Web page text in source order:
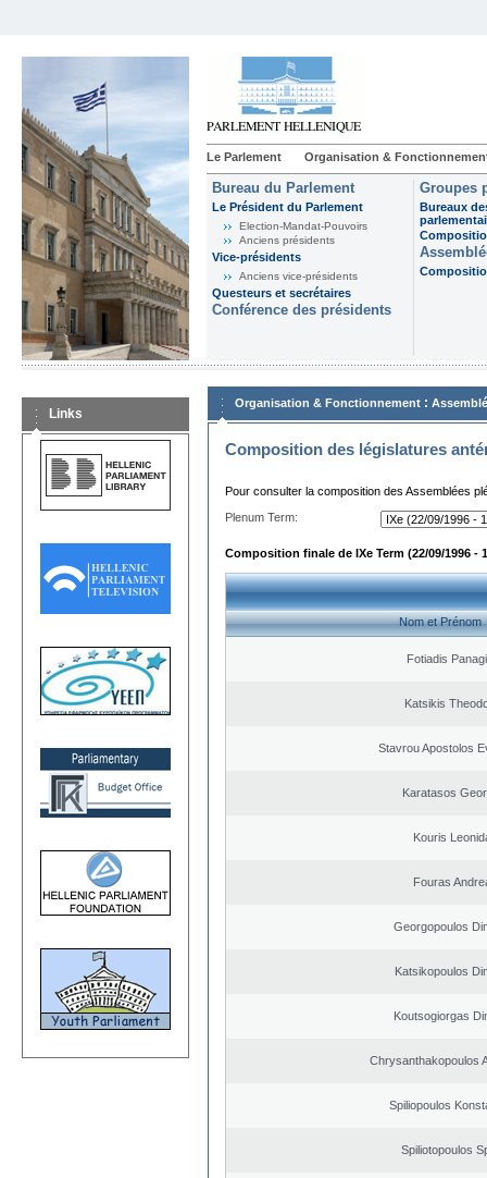
Le Parlement Organisation &
Bureau du Parlement
Le Président du Parlement
Election-Mandat-Pouvoirs
Anciens présidents
Vice-présidents
Anciens vice-présidents
Questeurs et secrétaires
Conférence des présidents
Groupes
Bureaux
Links
Organisation & Fonctionnement :
Composition des législatures
Pour consulter la composition des Assemblées
Plenum Term:
Composition finale de IXe Term (22/09/1996 -
Nom et Prénom
Fotiadis
Katsikis
Stavrou Apostolos
Karatasos
Kouris
Fouras
Georgopoulos
Katsikopoulos
Koutsogiorgas
Chrysanthakopoulos
Spiliopoulos
Spiliotopoulos